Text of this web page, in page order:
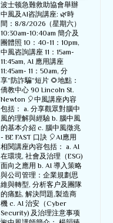
波士顿急難救助協會舉辦
中風及AI咨詢講座: 🌿時
間：8/8/2026（星期六）
10:30am-10:40am 簡介及
團體照 10：40-11：10pm,
中風咨詢講座 11：15am-
11:45am, AI 應用講座
11:45am- 11：50am, 分
享”防詐騙”短片 🌻地點：
僑教中心 90 Lincoln St.
Newton 🎈中風講座內容
包括： a. 分享觀眾對腦中
風的理解與經驗 b. 腦中風
的基本介紹 c. 腦中風徵兆
- BE FAST 口訣 🎈AI應用
相関講座內容包括： a. AI
在環境, 社會及治理（ESG)
面向之應用 b. AI 導入策略
與公司管理：企業規劃思
維與轉型, 分析客户及團隊
的痛點, 解決問題,製造商
機 c. AI 治安（Cyber
Security) 及治理注意事项